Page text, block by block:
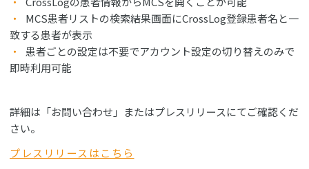
MCS患者リストの検索結果画面にCrossLog登録患者名と一
致する患者が表示
患者ごとの設定は不要でアカウント設定の切り替えのみで
即時利用可能
詳細は「お問い合わせ」またはプレスリリースにてご確認くだ
さい。
プレスリリースはこちら